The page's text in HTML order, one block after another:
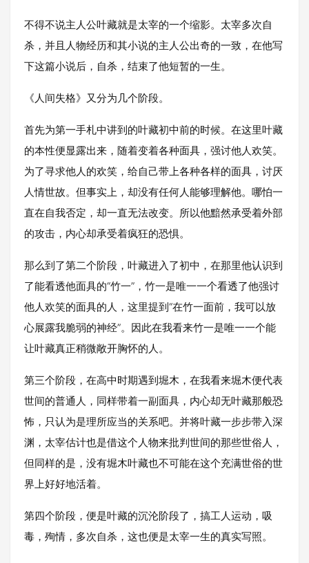
不得不说主人公叶藏就是太宰的一个缩影。太宰多次自
杀，并且人物经历和其小说的主人公出奇的一致，在他写
下这篇小说后，自杀，结束了他短暂的一生。
《人间失格》又分为几个阶段。
首先为第一手札中讲到的叶藏初中前的时候。在这里叶藏
的本性便显露出来，随着变着各种面具，强讨他人欢笑。
为了寻求他人的欢笑，给自己带上各种各样的面具，讨厌
人情世故。但事实上，却没有任何人能够理解他。哪怕一
直在自我否定，却一直无法改变。所以他黯然承受着外部
的攻击，内心却承受着疯狂的恐惧。
那么到了第二个阶段，叶藏进入了初中，在那里他认识到
了能看透他面具的“竹一”，竹一是唯一一个看透了他强讨
他人欢笑的面具的人，这里提到“在竹一面前，我可以放
心展露我脆弱的神经”。因此在我看来竹一是唯一一个能
让叶藏真正稍微敞开胸怀的人。
第三个阶段，在高中时期遇到堀木，在我看来堀木便代表
世间的普通人，同样带着一副面具，内心却无叶藏那般恐
怖，只认为是理所应当的关系吧。并将叶藏一步步带入深
渊，太宰估计也是借这个人物来批判世间的那些世俗人，
但同样的是，没有堀木叶藏也不可能在这个充满世俗的世
界上好好地活着。
第四个阶段，便是叶藏的沉沦阶段了，搞工人运动，吸
毒，殉情，多次自杀，这也便是太宰一生的真实写照。